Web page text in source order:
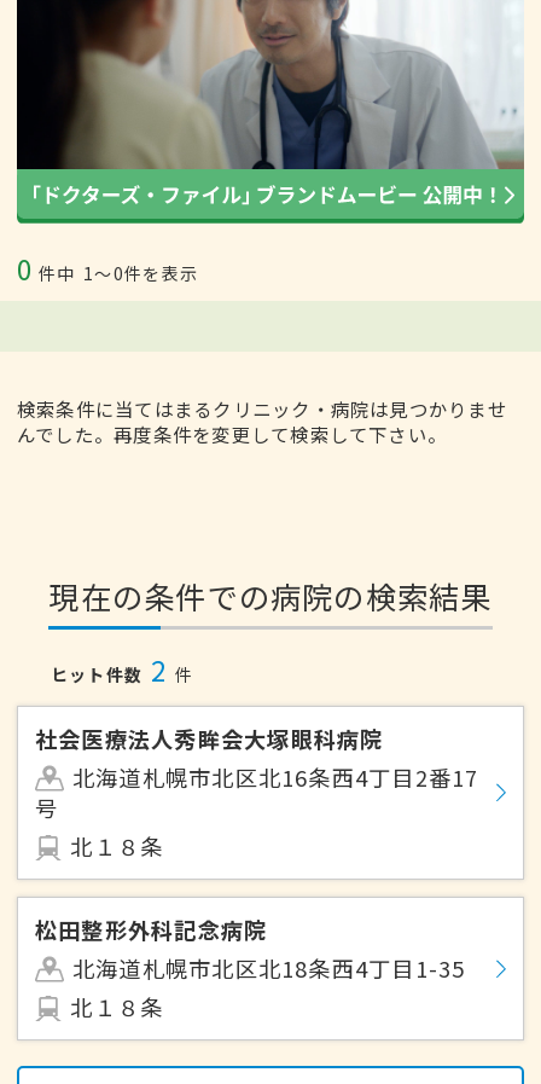
0 件中 1〜0件を表示
検索条件に当てはまるクリニック・病院は見つかりませ
んでした。再度条件を変更して検索して下さい。
現在の条件での病院の検索結果
ヒット件数 2 件
社会医療法人秀眸会大塚眼科病院
北海道札幌市北区北16条西4丁目2番17
号
北１８条
松田整形外科記念病院
北海道札幌市北区北18条西4丁目1-35
北１８条